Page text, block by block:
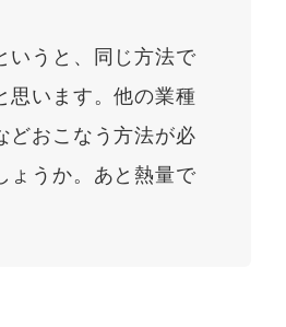
いうと、同じ方法で
思います。他の業種
どおこなう方法が必
ょうか。あと熱量で